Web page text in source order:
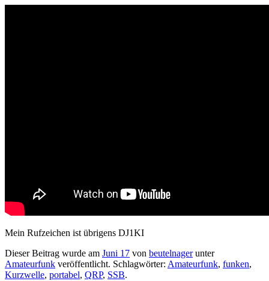
Mein Rufzeichen ist übrigens DJ1KI
Dieser Beitrag wurde am Juni 17 von beutelnagerunter
Amateurfunk veröffentlicht. Schlagwörter: Amateurfunk, funken,
Kurzwelle, portabel, QRP, SSB.